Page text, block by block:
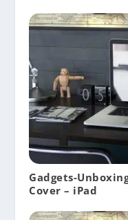
Gadgets-
Cover – iPad